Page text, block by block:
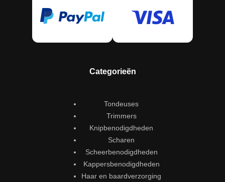
Categorieën
Tondeuses
Trimmers
Knipbenodigdheden
Scharen
Scheerbenodigdheden
Kappersbenodigdheden
Haar en baardverzorging